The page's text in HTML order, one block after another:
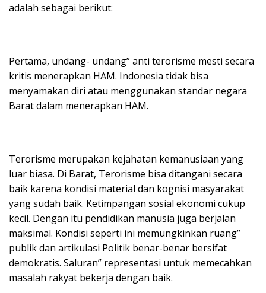
adalah sebagai berikut:
Pertama, undang- undang” anti terorisme mesti secara
kritis menerapkan HAM. Indonesia tidak bisa
menyamakan diri atau menggunakan standar negara
Barat dalam menerapkan HAM.
Terorisme merupakan kejahatan kemanusiaan yang
luar biasa. Di Barat, Terorisme bisa ditangani secara
baik karena kondisi material dan kognisi masyarakat
yang sudah baik. Ketimpangan sosial ekonomi cukup
kecil. Dengan itu pendidikan manusia juga berjalan
maksimal. Kondisi seperti ini memungkinkan ruang”
publik dan artikulasi Politik benar-benar bersifat
demokratis. Saluran” representasi untuk memecahkan
masalah rakyat bekerja dengan baik.